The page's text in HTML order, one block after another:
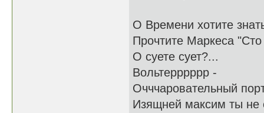
О Времени хотите
Прочтите Маркеса "Сто
О суете сует?...
Вольтерррррр -
Очччаровательный
Изящней максим ты